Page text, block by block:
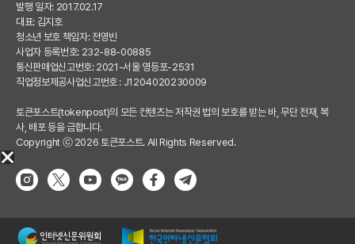
발행 일자: 2017.02.17
대표: 김지호
청소년 보호 책임자: 전영빈
사업자 등록번호: 232-88-00885
통신판매업신고번호: 2021-서울 영등포-2531
직업정보제공사업신고번호 : J1204020230009
토큰포스트(tokenpost)의 모든 컨텐츠는 저작권 법의 보호를 받는 바, 무단 전재, 복
사, 배포 등을 금합니다.
Copyright ⓒ 2026 토큰포스트. All Rights Reserved.